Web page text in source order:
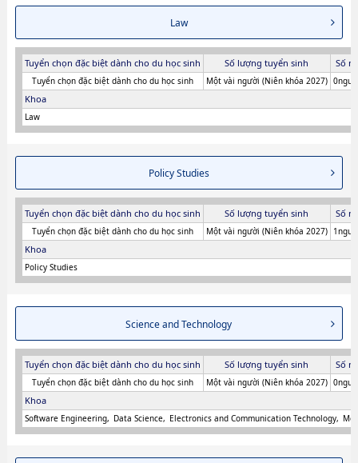
Law
Tuyển chọn đặc biệt dành cho du học sinh Số lượng tuyển sinh Số
Tuyển chọn đặc biệt dành cho du học sinh Một vài người (Niên khóa 2027)
Khoa
Law
Policy Studies
Tuyển chọn đặc biệt dành cho du học sinh Số lượng tuyển sinh Số
Tuyển chọn đặc biệt dành cho du học sinh Một vài người (Niên khóa 2027)
Khoa
Policy Studies
Science and Technology
Tuyển chọn đặc biệt dành cho du học sinh Số lượng tuyển sinh Số
Tuyển chọn đặc biệt dành cho du học sinh Một vài người (Niên khóa 2027)
Khoa
Software Engineering Data Science Electronics and Communication Technology